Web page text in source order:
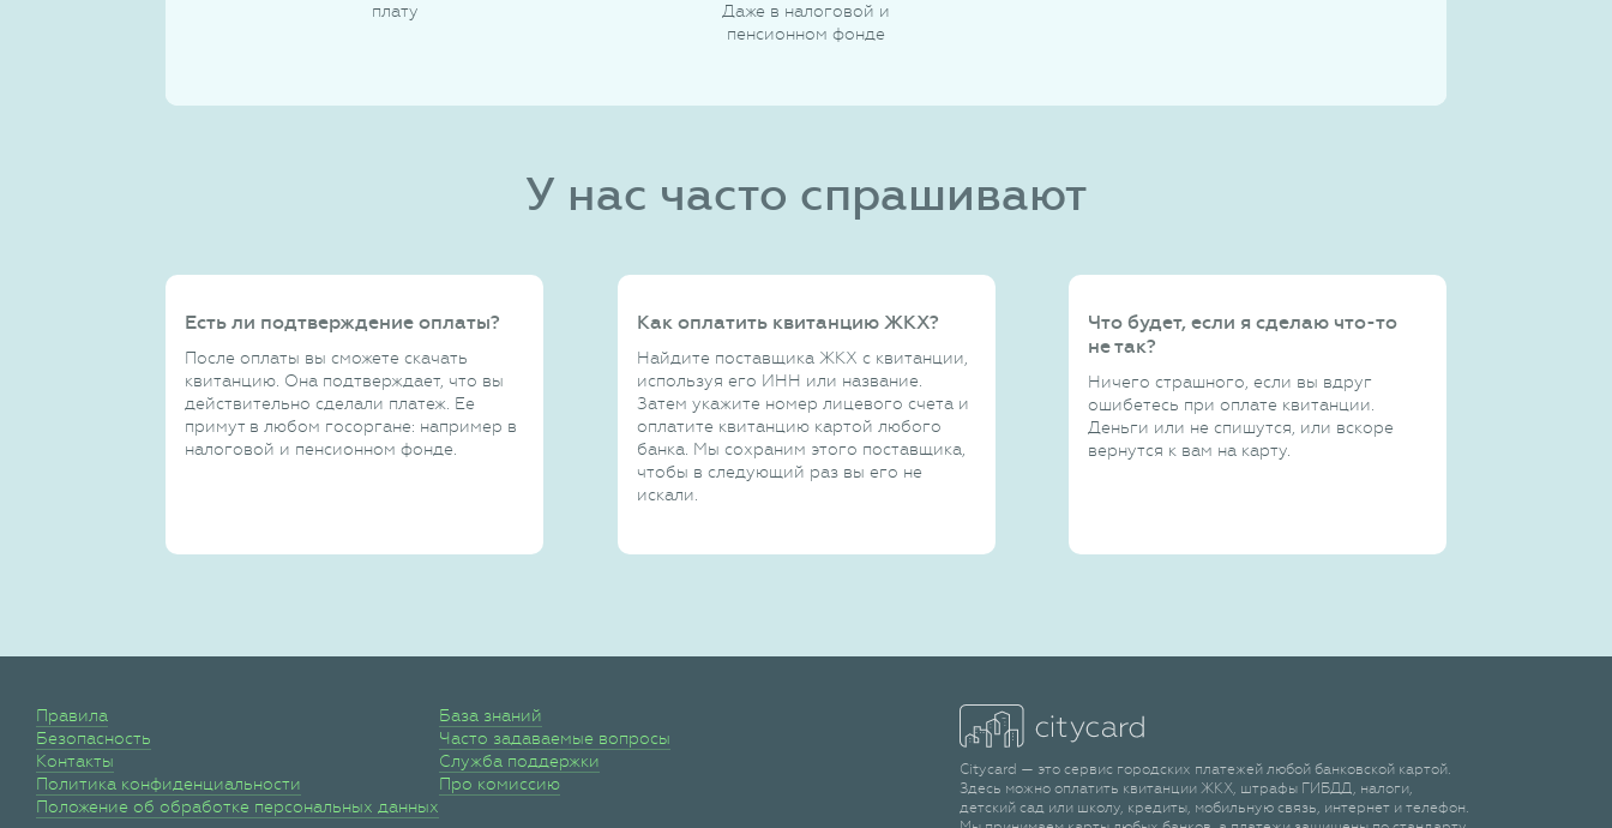
плату
Даже в налоговой и
пенсионном фонде
У нас часто спрашивают
Есть ли подтверждение оплаты?
После оплаты вы сможете скачать
квитанцию. Она подтверждает, что вы
действительно сделали платеж. Ее
примут в любом госоргане: например в
налоговой и пенсионном фонде.
Как оплатить квитанцию ЖКХ?
Найдите поставщика ЖКХ с квитанции,
используя его ИНН или название.
Затем укажите номер лицевого счета и
оплатите квитанцию картой любого
банка. Мы сохраним этого поставщика,
чтобы в следующий раз вы его не
искали.
Что будет, если я сделаю что-то
не так?
Ничего страшного, если вы вдруг
ошибетесь при оплате квитанции.
Деньги или не спишутся, или вскоре
вернутся к вам на карту.
Правила
Безопасность
Контакты
Политика конфиденциальности
Положение об обработке персональных данных
База знаний
Часто задаваемые вопросы
Служба поддержки
Про комиссию
Citycard — это сервис городских платежей любой банковской картой.
Здесь можно оплатить квитанции ЖКХ, штрафы ГИБДД, налоги,
детский сад или школу, кредиты, мобильную связь, интернет и телефон.